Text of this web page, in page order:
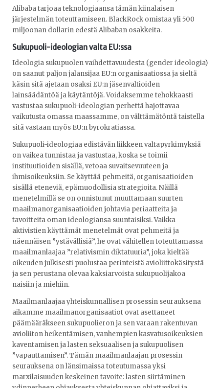
Alibaba tarjoaa teknologiaansa tämän kiinalaisen
järjestelmän toteuttamiseen. BlackRock omistaa yli 500
miljoonan dollarin edestä Alibaban osakkeita.
Sukupuoli-ideologian valta EU:ssa
Ideologia sukupuolen vaihdettavuudesta (gender ideologia)
on saanut paljon jalansijaa EU:n organisaatiossa ja sieltä
käsin sitä ajetaan osaksi EU:n jäsenvaltioiden
lainsäädäntöä ja käytäntöjä. Voidaksemme tehokkaasti
vastustaa sukupuoli-ideologian perhettä hajottavaa
vaikutusta omassa maassamme, on välttämätöntä taistella
sitä vastaan myös EU:n byrokratiassa.
Sukupuoli-ideologiaa edistävän liikkeen valtapyrkimyksiä
on vaikea tunnistaa ja vastustaa, koska se toimii
instituutioiden sisällä, vetoaa suvaitsevuuteen ja
ihmisoikeuksiin. Se käyttää pehmeitä, organisaatioiden
sisällä eteneviä, epämuodollisia strategioita. Näillä
menetelmillä se on onnistunut muuttamaan suurten
maailmanorganisaatioiden johtavia periaatteita ja
tavoitteita oman ideologiansa suuntaisiksi. Vaikka
aktivistien käyttämät menetelmät ovat pehmeitä ja
näennäisen ”ystävällisiä”, he ovat vähitellen toteuttamassa
maailmanlaajaa ”relativismin diktatuuria”, joka kieltää
oikeuden julkisesti puolustaa perinteistä avioliittokäsitystä
ja sen perustana olevaa kaksiarvoista sukupuolijakoa
naisiin ja miehiin.
Maailmanlaajaa yhteiskunnallisen prosessin seurauksena
aikamme maailmanorganisaatiot ovat asettaneet
päämääräkseen sukupuolieron ja sen varaan rakentuvan
avioliiton heikentämisen, vanhempien kasvatusoikeuksien
kaventamisen ja lasten seksuaalisen ja sukupuolisen
”vapauttamisen”. Tämän maailmanlaajan prosessin
seurauksena on länsimaissa toteutumassa yksi
marxilaisuuden keskeinen tavoite: lasten siirtäminen